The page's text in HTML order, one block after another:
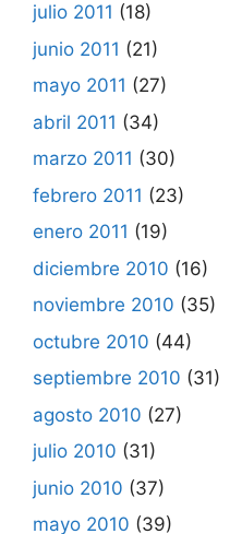
julio 2011 (18)
junio 2011 (21)
mayo 2011 (27)
abril 2011 (34)
marzo 2011 (30)
febrero 2011 (23)
enero 2011 (19)
diciembre 2010 (16)
noviembre 2010 (35)
octubre 2010 (44)
septiembre 2010 (31)
agosto 2010 (27)
julio 2010 (31)
junio 2010 (37)
mayo 2010 (39)